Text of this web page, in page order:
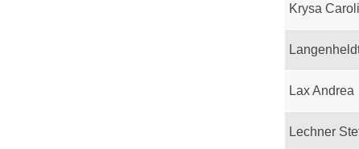
Krysa
Lax Andrea
Lechner